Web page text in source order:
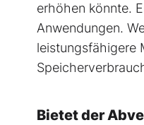
erhöhen könnte.
Anwendungen.
leistungsfähigere
Bietet der